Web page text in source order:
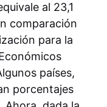
al 23,1
comparación
para la
países,
porcentajes